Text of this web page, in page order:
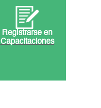
Registrarse en
Capacitaciones